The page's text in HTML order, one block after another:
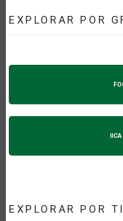
EXPLORAR POR
EXPLORAR POR